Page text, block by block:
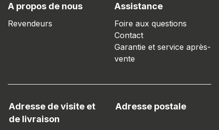
A propos de nous
Revendeurs
Assistance
Foire aux questions
Contact
Garantie et service après-
vente
Adresse de visite et
de livraison
Adresse postale